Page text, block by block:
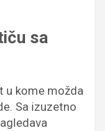
sa
u kome možda
Sa izuzetno